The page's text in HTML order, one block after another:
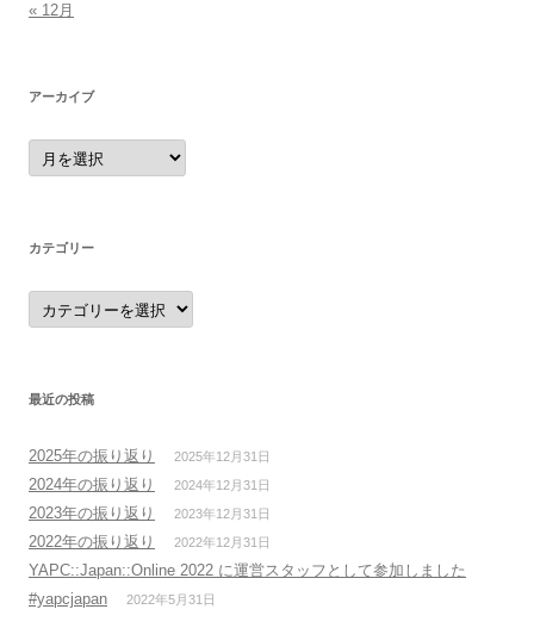
« 12月
アーカイブ
ア
ー
カ
カテゴリー
カ
テ
ゴ
最近の投稿
2025年の振り返り 2025年12月31日
2024年の振り返り 2024年12月31日
2023年の振り返り 2023年12月31日
2022年の振り返り 2022年12月31日
YAPC::Japan::Online 2022 に運営スタッフとして参加しました
#yapcjapan
2022年5月31日